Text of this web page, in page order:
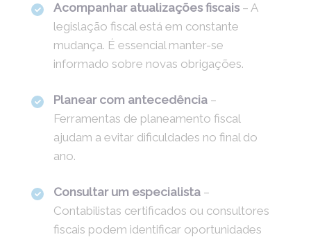
Acompanhar atualizações fiscais – A
legislação fiscal está em constante
mudança. É essencial manter-se
informado sobre novas obrigações.
Planear com antecedência –
Ferramentas de planeamento fiscal
ajudam a evitar dificuldades no final do
ano.
Consultar um especialista –
Contabilistas certificados ou consultores
fiscais podem identificar oportunidades